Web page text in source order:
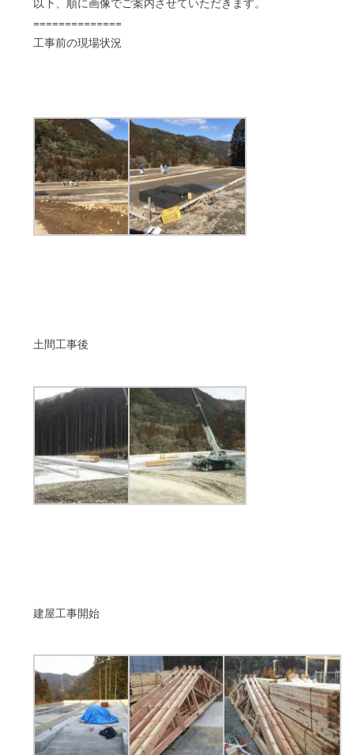
==============
工事前の現場状況
土間工事後
建屋工事開始